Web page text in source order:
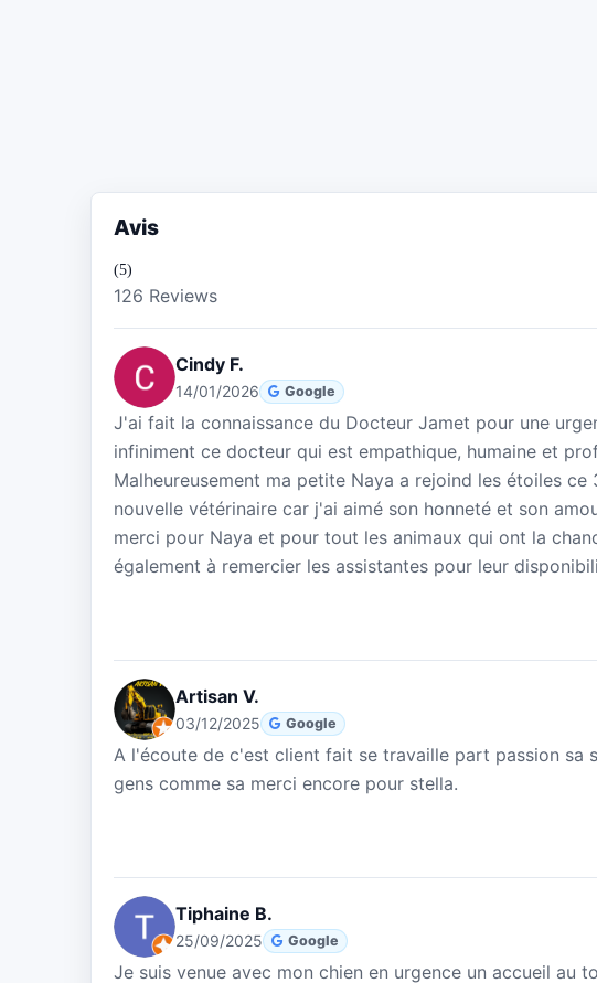
Avis
(5)
126 Reviews
Cindy F.
14/01/2026 Google
J'ai fait la connaissance du Docteur Jamet pour une
infiniment ce docteur qui est empathique, humaine et
Malheureusement ma petite Naya a rejoind les étoiles
nouvelle vétérinaire car j'ai aimé son honneté et son
merci pour Naya et pour tout les animaux qui ont la
également à remercier les assistantes pour leur
Artisan V.
03/12/2025 Google
A l'écoute de c'est client fait se travaille part passion sa
gens comme sa merci encore pour stella.
Tiphaine B.
25/09/2025 Google
Je suis venue avec mon chien en urgence un accueil au